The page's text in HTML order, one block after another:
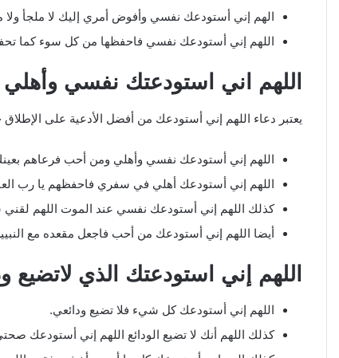
الهم إني أستودعك نفسي وأفوض أمري إليك لا ملجأ ولا
اللهم إني أستودعك نفسي فاحفظها من كل سوء كما
اللهم اني استودعتك نفسي
يعتبر دعاء اللهم إني أستودعك من أفضل الأدعية على
اللهم إني أستودعك نفسي وأهلي ومن أحب فرعاهم بعينك
اللهم إني أستودعك أهلي في سفري فاحفظهم يا رب
كذلك اللهم إني أستودعك نفسي عند الموت اللهم لقني
أيضا اللهم إني أستودعك من أحب فاجعل مقعده مع
اللهم إني استودعتك الذي لاتضيع
اللهم إني أستودعك كل شيء فلا تضيع ودائعي.
كذلك اللهم أنك لا تضيع الودائع اللهم إني أستودعك